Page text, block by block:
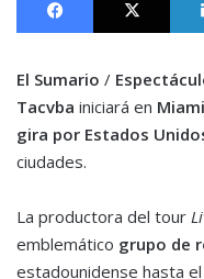
El Sumario /
Tacvba iniciará en
gira por Estados
ciudades.
La productora del tour
emblemático grupo de
estadounidense hasta